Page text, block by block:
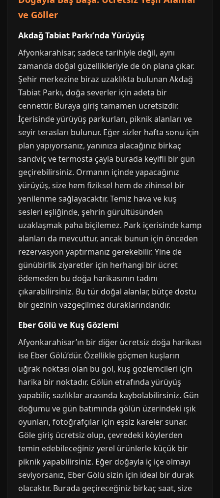
ve Göller
Akdağ Tabiat Parkı’nda Yürüyüş
Afyonkarahisar, sadece tarihiyle değil, aynı
zamanda doğal güzellikleriyle de ön plana çıkar.
Şehir merkezine biraz uzaklıkta bulunan Akdağ
Tabiat Parkı, doğa severler için adeta bir
cennettir. Buraya giriş tamamen ücretsizdir.
İçerisinde yürüyüş parkurları, piknik alanları ve
seyir terasları bulunur. Eğer sizler hafta sonu için
plan yapıyorsanız, yanınıza alacağınız birkaç
sandviç ve termosta çayla burada keyifli bir gün
geçirebilirsiniz. Ormanın içinde yapacağınız
yürüyüş, size hem fiziksel hem de zihinsel bir
yenilenme sağlayacaktır. Temiz hava ve kuş
sesleri eşliğinde, şehrin gürültüsünden
uzaklaşmak paha biçilemez. Park içerisinde kamp
alanları da mevcuttur, ancak bunun için önceden
rezervasyon yaptırmanız gerekebilir. Yine de
günübirlik ziyaretler için herhangi bir ücret
ödemeden bu doğa harikasının tadını
çıkarabilirsiniz. Bu tür doğal alanlar, bütçe dostu
bir gezinin vazgeçilmez duraklarındandır.
Eber Gölü ve Kuş Gözlemi
Afyonkarahisar’ın bir diğer ücretsiz doğa harikası
ise Eber Gölü’dür. Özellikle göçmen kuşların
uğrak noktası olan bu göl, kuş gözlemcileri için
harika bir noktadır. Gölün etrafında yürüyüş
yapabilir, sazlıklar arasında kaybolabilirsiniz. Gün
doğumu ve gün batımında gölün üzerindeki ışık
oyunları, fotoğrafçılar için eşsiz kareler sunar.
Göle giriş ücretsiz olup, çevredeki köylerden
temin edebileceğiniz yerel ürünlerle küçük bir
piknik yapabilirsiniz. Eğer doğayla iç içe olmayı
seviyorsanız, Eber Gölü sizin için ideal bir durak
olacaktır. Burada geçireceğiniz birkaç saat, size